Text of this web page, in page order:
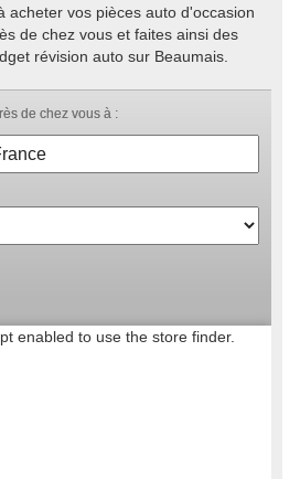
acheter vos pièces auto d'occasion
de chez vous et faites ainsi des
révision auto sur Beaumais.